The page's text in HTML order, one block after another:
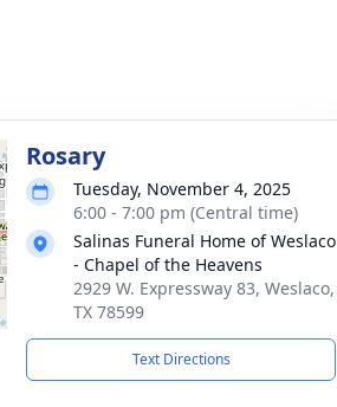
Rosary
Tuesday, November 4, 2025
6:00 - 7:00 pm (Central time)
Salinas Funeral Home of Weslaco
- Chapel of the Heavens
2929 W. Expressway 83, Weslaco,
TX 78599
Text Directions